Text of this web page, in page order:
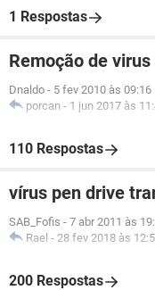
1 Respostas
Remoção de
Dnaldo - 5 fev 2010 às 09:16
porcan - 1 jun 2017 às
110 Respostas
vírus pen drive
SAB_Fofis - 7 abr 2011 às
Rael - 28 fev 2018 às
200 Respostas